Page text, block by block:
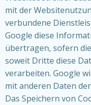
mit der
verbundene
Google diese
übertragen, sofern
soweit Dritte diese
verarbeiten. Google
mit anderen Daten
Das Speichern von